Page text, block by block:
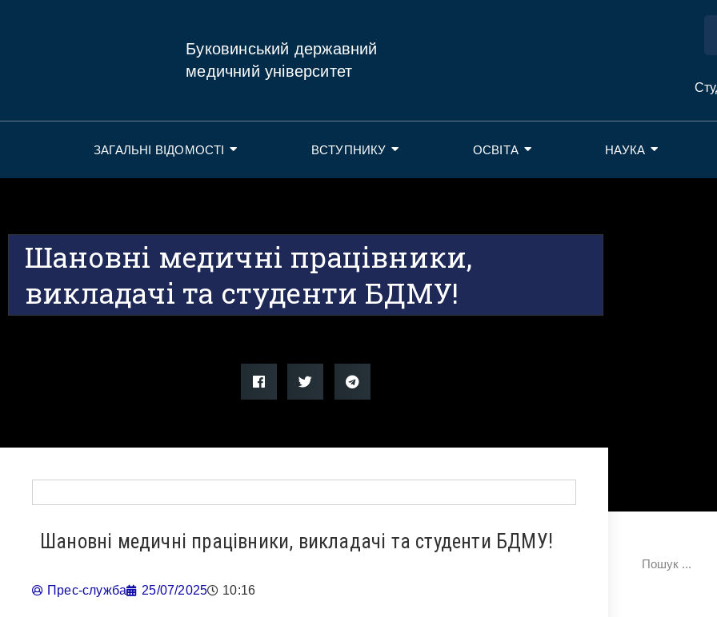
Буковинський державний
медичний університет
ЗАГАЛЬНІ ВІДОМОСТІ ВСТУПНИКУ ОСВІТА НАУКА
Шановні медичні працівники,
викладачі та студенти БДМУ!
Шановні медичні працівники, викладачі та студенти БДМУ!
Прес-служба 25/07/2025 10:16